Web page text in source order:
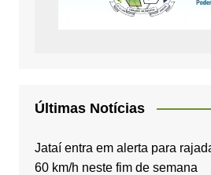
Últimas Notícias
Jataí entra em alerta para
60 km/h neste fim de semana